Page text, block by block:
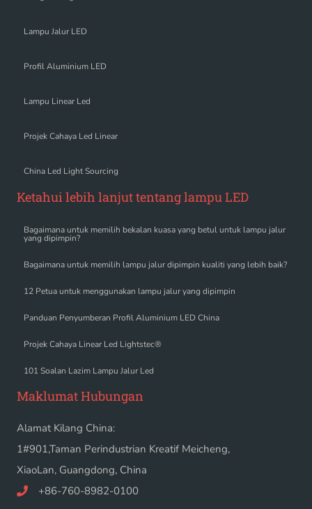
Lampu Jalur LED
Profil Aluminium LED
Lampu Linear Led
Projek Cahaya Led Linear
China Led Light Sourcing
Ketahui lebih lanjut tentang lampu LED
Bagaimana untuk memilih bekalan kuasa yang betul untuk lampu jalur
yang dipimpin?
Bagaimana untuk memilih lampu jalur dipimpin kualiti yang lebih baik?
12 Petua untuk menggunakan lampu jalur yang dipimpin
Panduan Penyumberan Profil Aluminium LED China
Projek Cahaya Linear Led Lightstec®
101 Soalan Lazim Lampu Jalur Led
Maklumat Hubungan
Alamat Kilang China:
1#901,Taman Perindustrian Kreatif Meicheng,
XiaoLan, Guangdong, China
+86-760-8982-0100